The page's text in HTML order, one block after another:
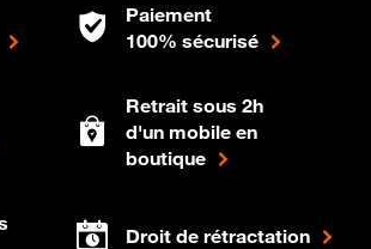
Paiement
100% sécurisé
Retrait sous 2h
d'un mobile en
boutique
Droit de rétractation